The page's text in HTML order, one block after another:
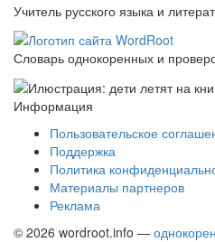
Учитель русского языка и
Словарь однокоренных и
Информация
Пользовательское
Поддержка
Политика
Материалы партнеров
Реклама
© 2026 wordroot.info —